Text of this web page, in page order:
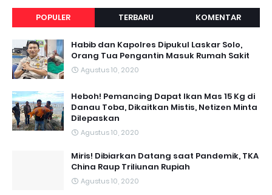
POPULER TERBARU KOMENTAR
Habib dan Kapolres Dipukul Laskar Solo,
Orang Tua Pengantin Masuk Rumah Sakit
Agustus 10, 2020
Heboh! Pemancing Dapat Ikan Mas 15 Kg di
Danau Toba, Dikaitkan Mistis, Netizen Minta
Dilepaskan
Agustus 10, 2020
Miris! Dibiarkan Datang saat Pandemik, TKA
China Raup Triliunan Rupiah
Agustus 10, 2020